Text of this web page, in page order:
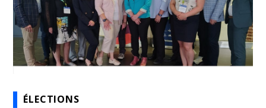
ÉLECTIONS